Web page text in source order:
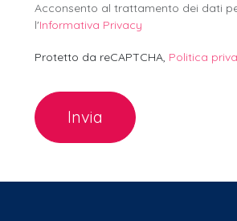
Acconsento al trattamento dei dati
l'Informativa Privacy
Protetto da reCAPTCHA, Politica
Invia